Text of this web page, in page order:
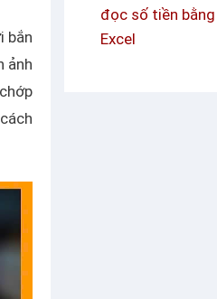
bắn
ảnh
đọc số tiền
Excel